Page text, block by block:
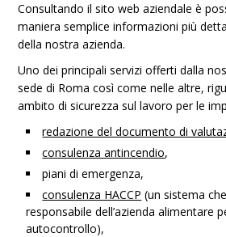
Consultando il sito web aziendale è
maniera semplice informazioni più
della nostra azienda.
Uno dei principali servizi offerti dalla
sede di Roma così come nelle altre,
ambito di sicurezza sul lavoro per le
redazione del documento di
consulenza antincendio,
piani di emergenza,
consulenza HACCP (un sistema
responsabile dell’azienda alimentare
autocontrollo),